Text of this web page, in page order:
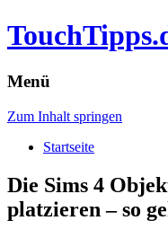
Menü
Zum Inhalt springen
Startseite
Die Sims 4
platzieren – so